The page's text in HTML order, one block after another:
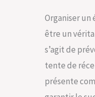
Organiser
être un
s’agit de
tente de
présente